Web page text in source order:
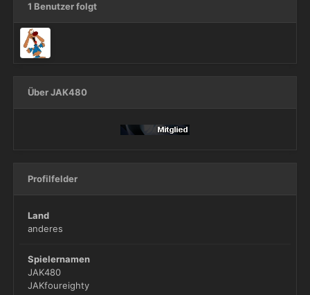
1 Benutzer folgt
Über JAK480
Profilfelder
Land
anderes
Spielernamen
JAK480
JAKfoureighty